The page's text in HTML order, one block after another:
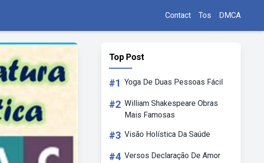
Contact Tos DMCA
Top Post
#1 Yoga De Duas Pessoas Fácil
#2 William Shakespeare Obras
Mais Famosas
#3 Visão Holística Da Saúde
#4 Versos Declaração De Amor